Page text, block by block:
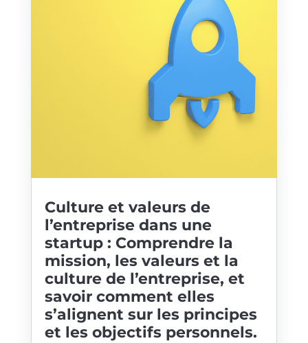
Culture et valeurs de
l’entreprise dans une
startup : Comprendre la
mission, les valeurs et la
culture de l’entreprise, et
savoir comment elles
s’alignent sur les principes
et les objectifs personnels.